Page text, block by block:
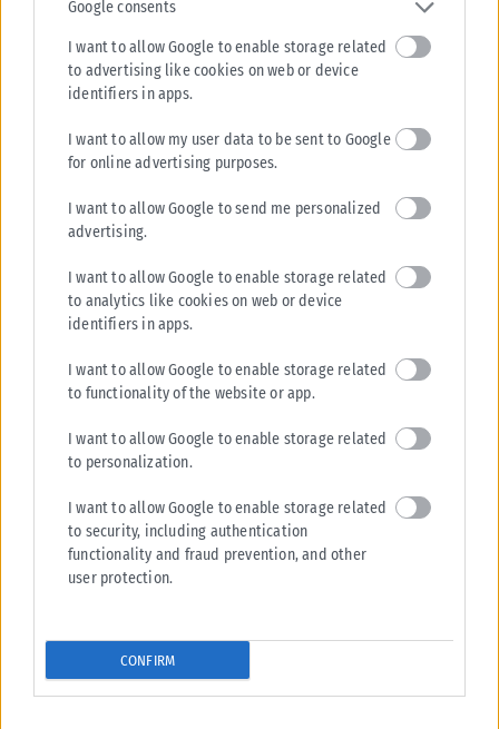
Google consents
I want to allow Google to enable storage related
to advertising like cookies on web or device
identifiers in apps.
I want to allow my user data to be sent to Google
for online advertising purposes.
I want to allow Google to send me personalized
advertising.
I want to allow Google to enable storage related
to analytics like cookies on web or device
identifiers in apps.
I want to allow Google to enable storage related
to functionality of the website or app.
I want to allow Google to enable storage related
to personalization.
I want to allow Google to enable storage related
to security, including authentication
functionality and fraud prevention, and other
user protection.
CONFIRM
Προφυλακιστέος κρίθηκε ο 26χρονος πυγμάχος που απολογήθηκε για
τη δολοφονία της 38χρονης Βρετανίδας Ελίζαμπεθ Τζέιν Ρος στην
Κυψέλη. Ο κατηγορούμενος,...
ΑΝΑΡΤΉΘΗΚΕ ΑΠΌ KARFITSANEWS
ΒΌΡΕΙΑ ΕΛΛΆΔΑ
Θεάτρου στο Φράγμα Θέρμης
Η «Λυσιστράτη» του Κρατικού Θεάτρου Βορείου Ελλάδας και η
«Άλκηστις» του Εθνικού Θεάτρου ανεβαίνουν τον Σεπτέμβριο στο
Φράγμα της Θέρμης,...